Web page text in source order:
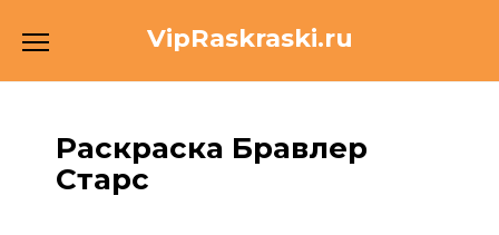
VipRaskraski.ru
Раскраска Бравлер
Старс